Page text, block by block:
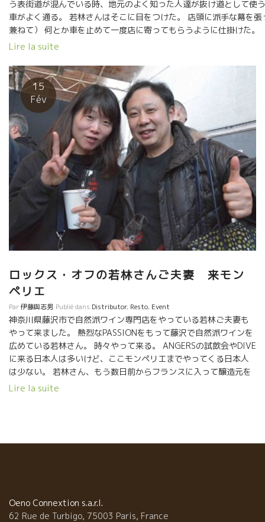
う表街道が混んでいる時、地元のよく知った人達が抜け道として使
車がよく通る。 若林さんはそこに目をつけた。 店頭に派手な幕を
兼ねて） 何とか車を止めて一度店に寄ってもらうように仕掛
には、ボルドーグランクリュも品揃えしてある。 兎に角、ワイン
然派ワインの顧客をコツコツと育てて来た。 今でこそ、自然派ワ
ここまでたどり着いたのである。 一般の人が偶然に店に入ること
クス・オフが完成。 もう一つ大切な事を実行している。 自然派ワ
かかるものもある。 若林さんは、ワインが落ち着いてくるまでワ
しているワインは、飲み頃のものばかり、だからお客さんから
『夏でも店内で働くのは寒いんです。』と若林さん。 それでも
を徹底している。 定期的にワインを開けて試飲をして自然派
まだ美味しくない状態の自然派ワインを絶対に販売しない。 徹
だった苦い経験を多く積んでいるのだろう。 でも、そんなワイン
に変身したのを経験している若林さん。 ロックス・オフの顧客は
だから、ワザワザここまで買いに来るのである。 どうしても在庫
ないとできないことだ。 夕方になって西日があたらなくなると幕
ると自然派ワインをこよなく愛しているハートが伝わってくる。
深いところで自然派ワインを理解して、良い部分を可能な限り
Lire la suite
15
Fév
ロックス・オフの若林さんご夫妻 来モン
ペリエ
Par伊藤與志男 Publié dans Distributor, Resto, Event
神奈川県藤沢市で自然派ワイン専門店をやっている若林ご夫妻も
やって来ました。 熱烈なPASSIONをもって藤沢で自然派ワインを
広めている若林さん。 時々やって来る。 ANGERSの試飲会やDIVE
に来る日本人は多いけど、ここモンペリエまでやってくる日本人
は少ない。 若林さん、もう数日前からフランスに入って醸造元を
何軒も訪問してきたとのこと、 流石の若林さん。気合が入ってい
Lire la suite
Oeno Connextion s.a.r.l.
62 Rue de Turbigo, 75003 Paris, France